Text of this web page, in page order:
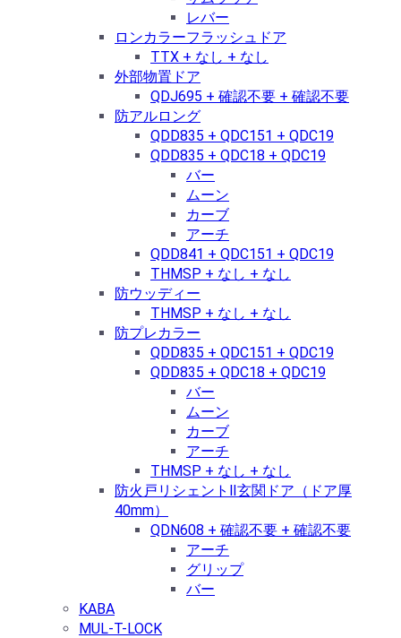
レバー
ロンカラーフラッシュドア
TTX + なし + なし
外部物置ドア
QDJ695 + 確認不要 + 確認不要
防アルロング
QDD835 + QDC151 + QDC19
QDD835 + QDC18 + QDC19
バー
ムーン
カーブ
アーチ
QDD841 + QDC151 + QDC19
THMSP + なし + なし
防ウッディー
THMSP + なし + なし
防プレカラー
QDD835 + QDC151 + QDC19
QDD835 + QDC18 + QDC19
バー
ムーン
カーブ
アーチ
THMSP + なし + なし
防火戸リシェントⅡ玄関ドア（ドア厚
40mm）
QDN608 + 確認不要 + 確認不要
アーチ
グリップ
バー
KABA
MUL-T-LOCK